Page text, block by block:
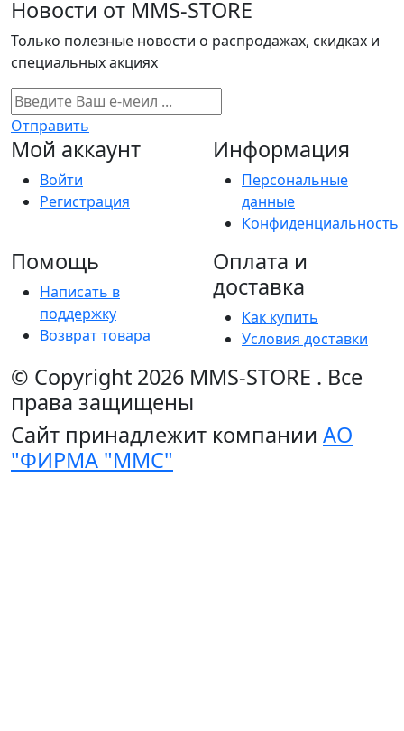
Новости от MMS-STORE
Только полезные новости о распродажах, скидках и
специальных акциях
Отправить
Мой аккаунт
Войти
Регистрация
Информация
Персональные
данные
Конфиденциальность
Помощь
Написать в
поддержку
Возврат товара
Оплата и
доставка
Как купить
Условия доставки
© Copyright 2026 MMS-STORE . Все
права защищены
Сайт принадлежит компании АО
"ФИРМА "ММС"